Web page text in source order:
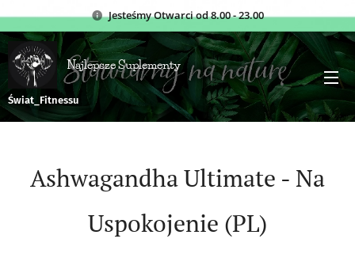
JesteśmyOtwarci od 8.00 - 23.00
Najlepsze Suplementy
Świat_Fitnessu
Ashwagandha Ultimate - Na
Uspokojenie (PL)